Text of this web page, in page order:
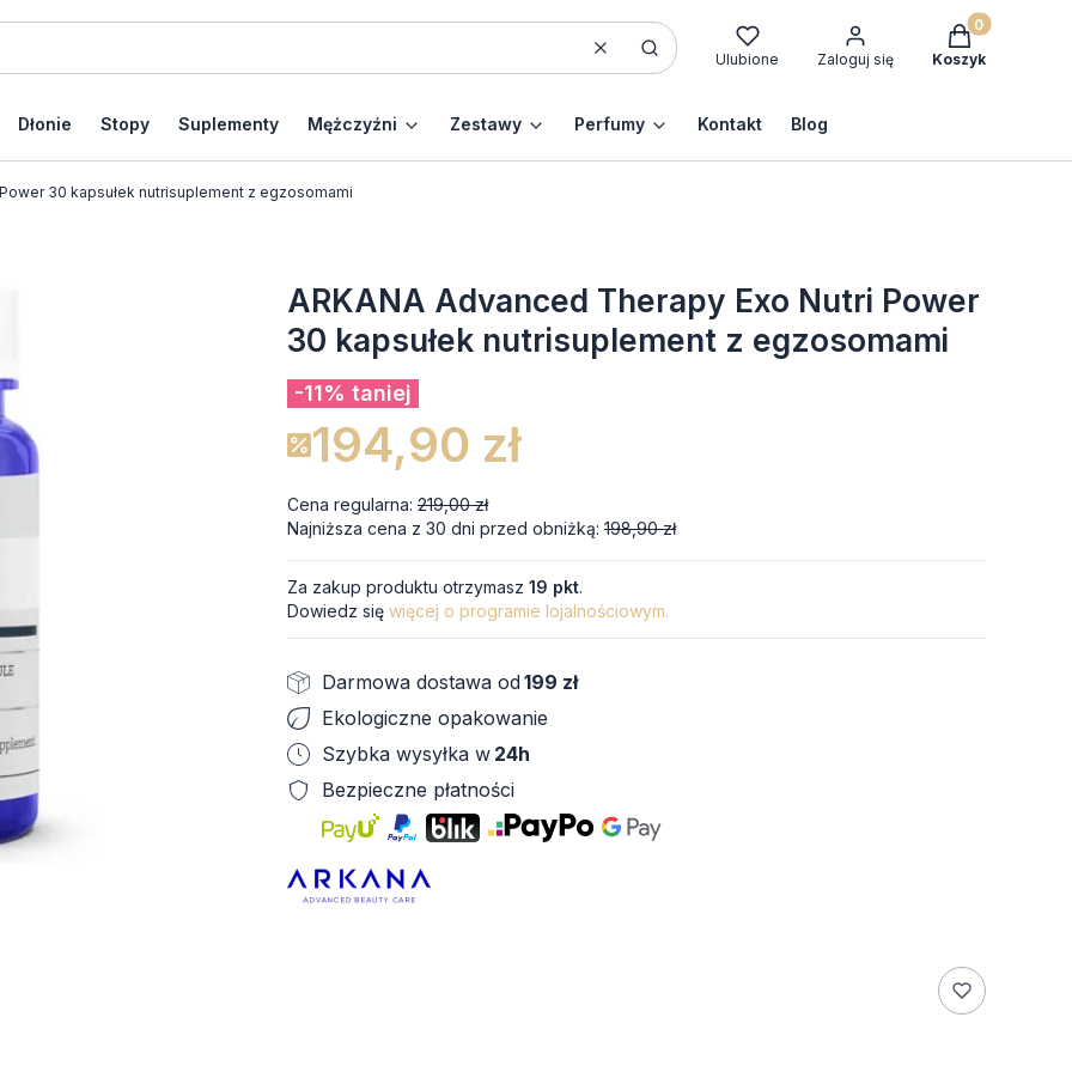
WyczyśćSzukaj Ulubione Zaloguj się
Produkty w
Koszyk
Dłonie Stopy Suplementy Mężczyźni Zestawy Perfumy Kontakt Blog
30 kapsułek nutrisuplement z egzosomami
ARKANA Advanced Therapy Exo Nutri Power
30 kapsułek nutrisuplement z egzosomami
-11% taniej
194,90 zł
Cena regularna: 219,00 zł
Najniższa cena z 30 dni przed obniżką: 198,90 zł
Za zakup produktu otrzymasz 19 pkt.
Dowiedz się więcej o programie lojalnościowym.
Darmowa dostawa od199 zł
Ekologiczne opakowanie
Szybka wysyłka w 24h
Bezpieczne płatności